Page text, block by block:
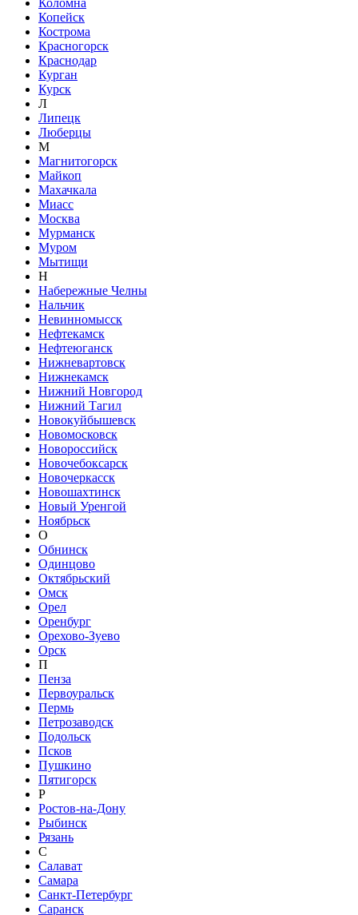
Коломна
Копейск
Кострома
Красногорск
Краснодар
Курган
Курск
Л
Липецк
Люберцы
М
Магнитогорск
Майкоп
Махачкала
Миасс
Москва
Мурманск
Муром
Мытищи
Н
Набережные Челны
Нальчик
Невинномысск
Нефтекамск
Нефтеюганск
Нижневартовск
Нижнекамск
Нижний Новгород
Нижний Тагил
Новокуйбышевск
Новомосковск
Новороссийск
Новочебоксарск
Новочеркасск
Новошахтинск
Новый Уренгой
Ноябрьск
О
Обнинск
Одинцово
Октябрьский
Омск
Орел
Оренбург
Орехово-Зуево
Орск
П
Пенза
Первоуральск
Пермь
Петрозаводск
Подольск
Псков
Пушкино
Пятигорск
Р
Ростов-на-Дону
Рыбинск
Рязань
С
Салават
Самара
Санкт-Петербург
Саранск